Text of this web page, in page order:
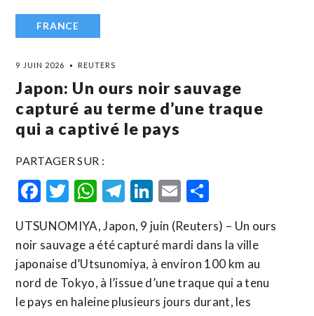
FRANCE
9 JUIN 2026 REUTERS
Japon: Un ours noir sauvage
capturé au terme d’une traque
qui a captivé le pays
PARTAGER SUR :
Facebook
Twitter
WhatsApp
Telegram
LinkedIn
Email
UTSUNOMIYA, Japon, 9 juin (Reuters) – Un ours
noir sauvage a été capturé mardi dans la ville
japonaise d’Utsunomiya, à environ 100 km au
nord de Tokyo, à l’issue d’une traque qui a tenu
le pays en haleine plusieurs jours durant, les